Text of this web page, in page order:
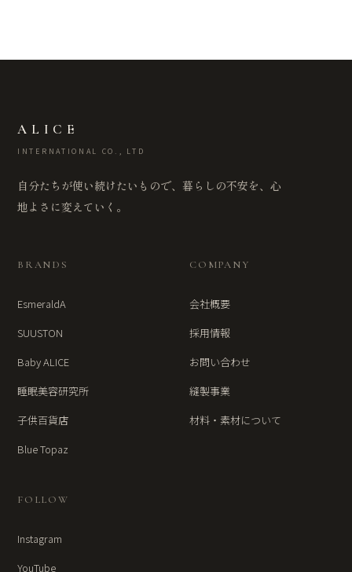
ALICE
INTERNATIONAL CO., LTD
自分たちが使い続けたいもので、暮らしの不安を、心
地よさに変えていく。
BRANDS
EsmeraldA
SUUSTON
Baby ALICE
睡眠美容研究所
子供百貨店
Blue Topaz
COMPANY
会社概要
採用情報
お問い合わせ
縫製事業
材料・素材について
FOLLOW
Instagram
YouTube